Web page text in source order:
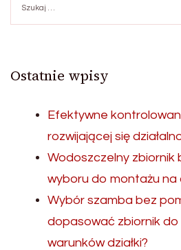
Ostatnie wpisy
Efektywne
rozwijającej się
Wodoszczelny zbiornik
wyboru do montażu na
Wybór szamba bez
dopasować zbiornik do
warunków działki?